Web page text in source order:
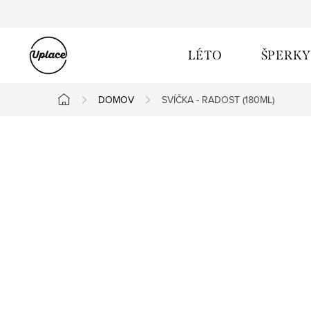
LÉTO ŠPERKY
Domů
DOMOV SVÍČKA - RADOST (180ML)